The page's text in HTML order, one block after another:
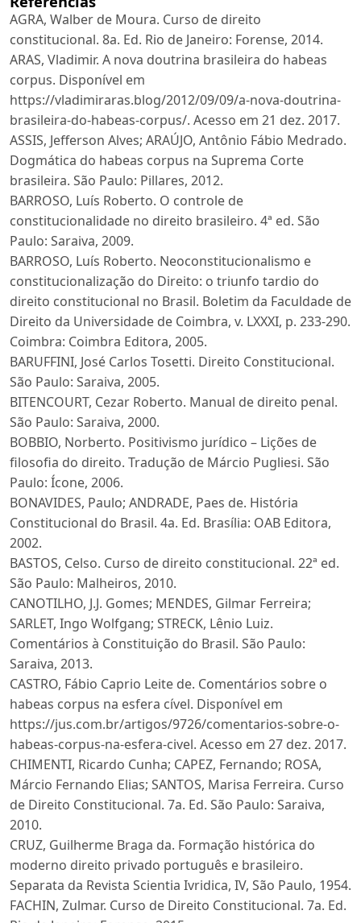
AGRA, Walber de Moura. Curso de direito
constitucional. 8a. Ed. Rio de Janeiro: Forense, 2014.
ARAS, Vladimir. A nova doutrina brasileira do habeas
corpus. Disponível em
https://vladimiraras.blog/2012/09/09/a-nova-doutrina-
brasileira-do-habeas-corpus/. Acesso em 21 dez. 2017.
ASSIS, Jefferson Alves; ARAÚJO, Antônio Fábio Medrado.
Dogmática do habeas corpus na Suprema Corte
brasileira. São Paulo: Pillares, 2012.
BARROSO, Luís Roberto. O controle de
constitucionalidade no direito brasileiro. 4ª ed. São
Paulo: Saraiva, 2009.
BARROSO, Luís Roberto. Neoconstitucionalismo e
constitucionalização do Direito: o triunfo tardio do
direito constitucional no Brasil. Boletim da Faculdade de
Direito da Universidade de Coimbra, v. LXXXI, p. 233-290.
Coimbra: Coimbra Editora, 2005.
BARUFFINI, José Carlos Tosetti. Direito Constitucional.
São Paulo: Saraiva, 2005.
BITENCOURT, Cezar Roberto. Manual de direito penal.
São Paulo: Saraiva, 2000.
BOBBIO, Norberto. Positivismo jurídico – Lições de
filosofia do direito. Tradução de Márcio Pugliesi. São
Paulo: Ícone, 2006.
BONAVIDES, Paulo; ANDRADE, Paes de. História
Constitucional do Brasil. 4a. Ed. Brasília: OAB Editora,
2002.
BASTOS, Celso. Curso de direito constitucional. 22ª ed.
São Paulo: Malheiros, 2010.
CANOTILHO, J.J. Gomes; MENDES, Gilmar Ferreira;
SARLET, Ingo Wolfgang; STRECK, Lênio Luiz.
Comentários à Constituição do Brasil. São Paulo:
Saraiva, 2013.
CASTRO, Fábio Caprio Leite de. Comentários sobre o
habeas corpus na esfera cível. Disponível em
https://jus.com.br/artigos/9726/comentarios-sobre-o-
habeas-corpus-na-esfera-civel. Acesso em 27 dez. 2017.
CHIMENTI, Ricardo Cunha; CAPEZ, Fernando; ROSA,
Márcio Fernando Elias; SANTOS, Marisa Ferreira. Curso
de Direito Constitucional. 7a. Ed. São Paulo: Saraiva,
2010.
CRUZ, Guilherme Braga da. Formação histórica do
moderno direito privado português e brasileiro.
Separata da Revista Scientia Ivridica, IV, São Paulo, 1954.
FACHIN, Zulmar. Curso de Direito Constitucional. 7a. Ed.